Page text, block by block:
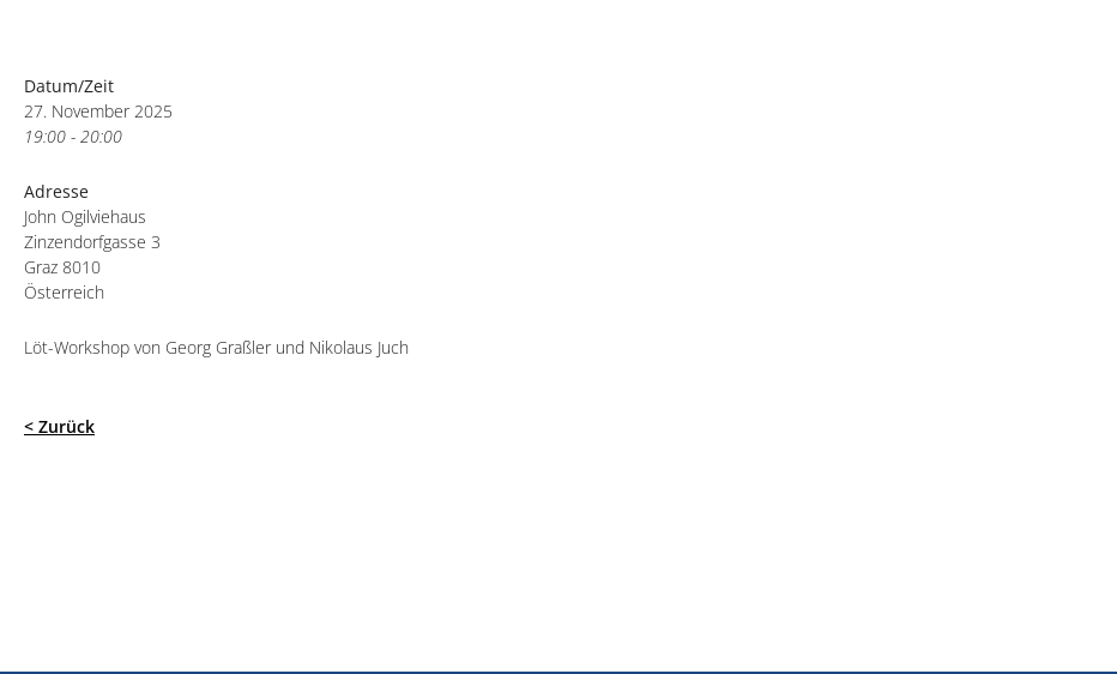
Datum/Zeit
27. November 2025
19:00 - 20:00
Adresse
John Ogilviehaus
Zinzendorfgasse 3
Graz 8010
Österreich
Löt-Workshop von Georg Graßler und Nikolaus Juch
< Zurück